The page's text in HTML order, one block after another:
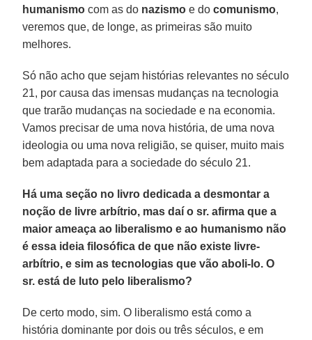
humanismo com as do nazismo e docomunismo,
veremos que, de longe, as primeiras são muito
melhores.
Só não acho que sejam histórias relevantes no século
21, por causa das imensas mudanças na tecnologia
que trarão mudanças na sociedade e na economia.
Vamos precisar de uma nova história, de uma nova
ideologia ou uma nova religião, se quiser, muito mais
bem adaptada para a sociedade do século 21.
Há uma seção no livro dedicada a desmontar a
noção de livre arbítrio, mas daí o sr. afirma que a
maior ameaça ao liberalismo e ao humanismo não
é essa ideia filosófica de que não existe livre-
arbítrio, e sim as tecnologias que vão aboli-lo. O
sr. está de luto pelo liberalismo?
De certo modo, sim. O liberalismo está como a
história dominante por dois ou três séculos, e em